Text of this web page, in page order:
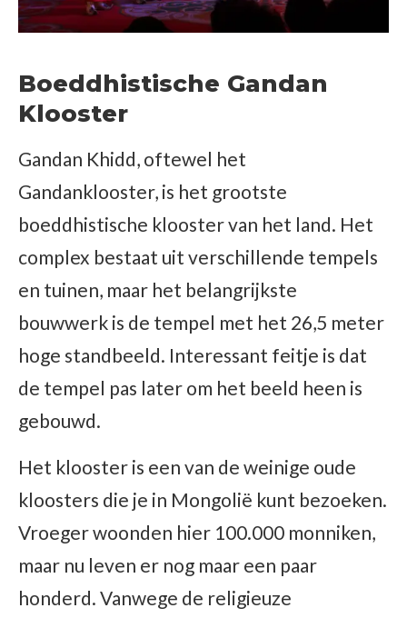
Boeddhistische Gandan
Klooster
Gandan Khidd, oftewel het
Gandanklooster, is het grootste
boeddhistische klooster van het land. Het
complex bestaat uit verschillende tempels
en tuinen, maar het belangrijkste
bouwwerk is de tempel met het 26,5 meter
hoge standbeeld. Interessant feitje is dat
de tempel pas later om het beeld heen is
gebouwd.
Het klooster is een van de weinige oude
kloosters die je in Mongolië kunt bezoeken.
Vroeger woonden hier 100.000 monniken,
maar nu leven er nog maar een paar
honderd. Vanwege de religieuze